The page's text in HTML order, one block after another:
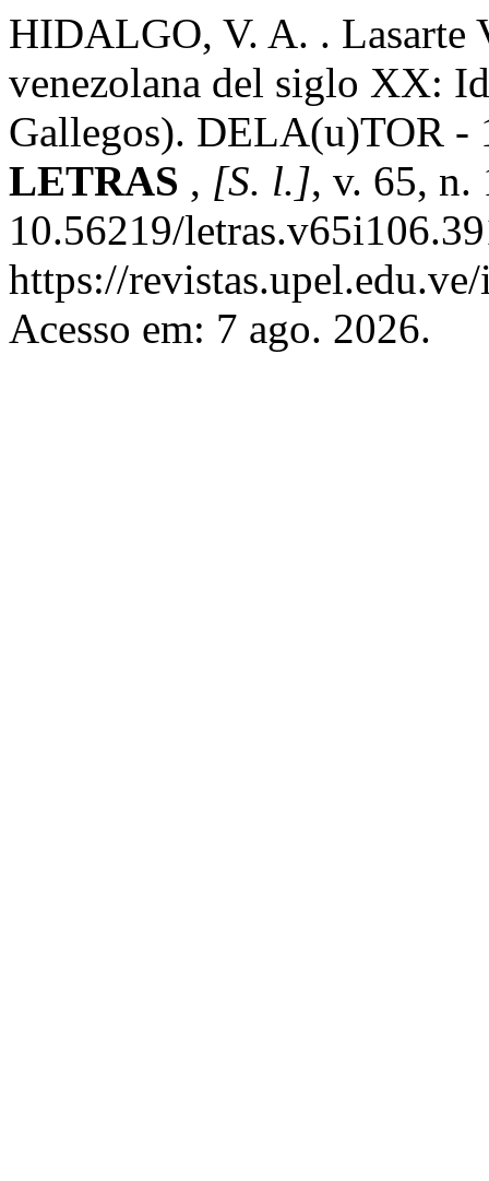
HIDALGO, V. A. . Lasarte
venezolana del siglo XX:
Gallegos). DELA(u)TOR -
LETRAS , [S. l.], v. 65, n.
10.56219/
https://
Acesso em: 7 ago. 2026.